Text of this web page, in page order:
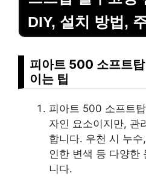
DIY, 설치 방법,
피아트 500 소프트
이는 팁
피아트 500 소프트
자인 요소이지만, 관
합니다. 우천 시 누
인한 변색 등 다양한
니다.